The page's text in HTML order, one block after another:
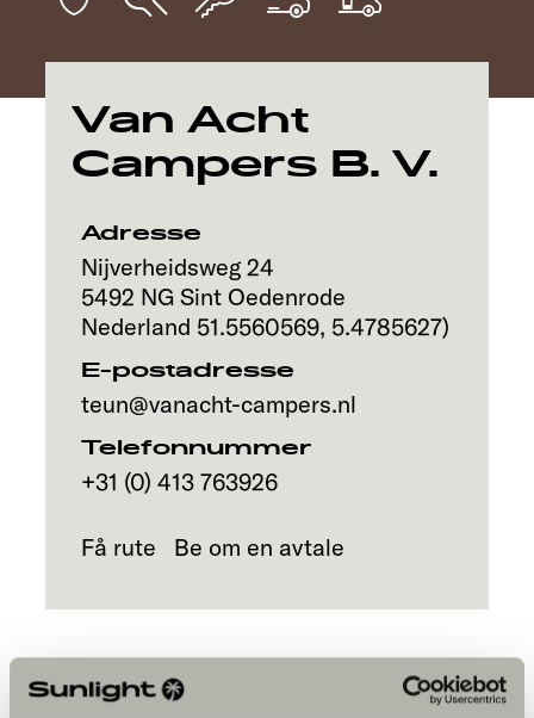
Finn din Sunlight
Oppdage
Van Acht
Campers B. V.
Adresse
Nijverheidsweg 24
5492 NG Sint Oedenrode
Nederland 51.5560569, 5.4785627)
E-postadresse
teun@vanacht-campers.nl
Telefonnummer
+31 (0) 413 763926
Få rute Be om en avtale